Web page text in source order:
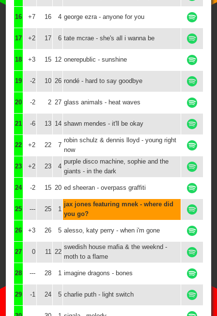
16 +7 16 4 george ezra - anyone for you
17 +2 17 6 tate mcrae - she's all i wanna be
18 +3 15 12 onerepublic - sunshine
19 -2 10 26 rondé - hard to say goodbye
20 -2 2 27 glass animals - heat waves
21 -6 13 14 shawn mendes - it'll be okay
22 +2 22 7
robin schulz & dennis lloyd - young right
now
23 +2 23 4
purple disco machine, sophie and the
giants - in the dark
24 -2 15 20 ed sheeran - overpass graffiti
25 --- 25 1
jax jones featuring mnek - where did
you go?
26 +3 26 5 alesso, katy perry - when i'm gone
27 0 11 22
swedish house mafia & the weeknd -
moth to a flame
28 --- 28 1 imagine dragons - bones
29 -1 24 5 charlie puth - light switch